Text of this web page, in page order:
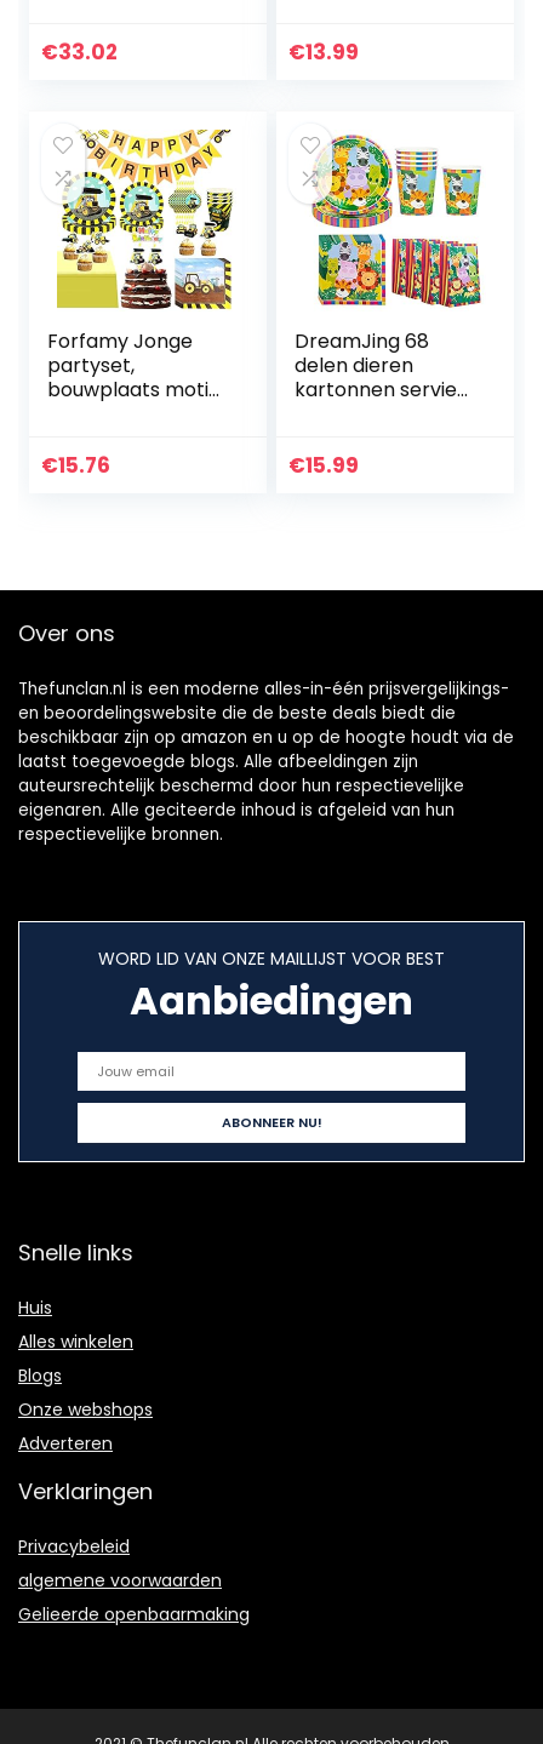
plates Ø23cm, 24
€33.02
ballen – partyspel
€13.99
Forfamy Jonge
partyset,
bouwplaats motief
89-delig,
€15.76
DreamJing 68
delen dieren
kartonnen servies
jungle verjaardag
€15.99
Over ons
Thefunclan.nl is een moderne alles-in-één prijsvergelijkings-
en beoordelingswebsite die de beste deals biedt die
beschikbaar zijn op amazon en u op de hoogte houdt via de
laatst toegevoegde blogs. Alle afbeeldingen zijn
auteursrechtelijk beschermd door hun respectievelijke
eigenaren. Alle geciteerde inhoud is afgeleid van hun
respectievelijke bronnen.
WORD LID VAN ONZE MAILLIJST VOOR BEST
Aanbiedingen
Snelle links
Huis
Alles winkelen
Blogs
Onze webshops
Adverteren
Verklaringen
Privacybeleid
algemene voorwaarden
Gelieerde openbaarmaking